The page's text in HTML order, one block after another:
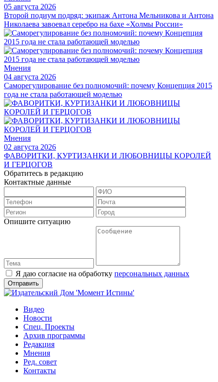
05 августа 2026
Второй подиум подряд: экипаж Антона Мельникова и Антона
Николаева завоевал серебро на бахе «Холмы России»
Мнения
04 августа 2026
Саморегулирование без полномочий: почему Концепция 2015
года не стала работающей моделью
Мнения
02 августа 2026
ФАВОРИТКИ, КУРТИЗАНКИ И ЛЮБОВНИЦЫ КОРОЛЕЙ
И ГЕРЦОГОВ
Обратитесь в редакцию
Контактные данные
Опишите ситуацию
Я даю согласие на обработку персональных данных
Видео
Новости
Спец. Проекты
Архив программы
Редакция
Мнения
Ред. совет
Контакты